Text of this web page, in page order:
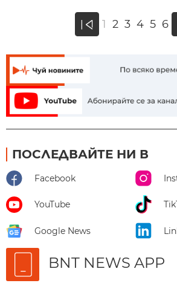
« 1 2 3 4 5 6
ПОСЛЕДВАЙТЕ НИ В
Facebook
YouTube
Google News
BNT NEWS APP